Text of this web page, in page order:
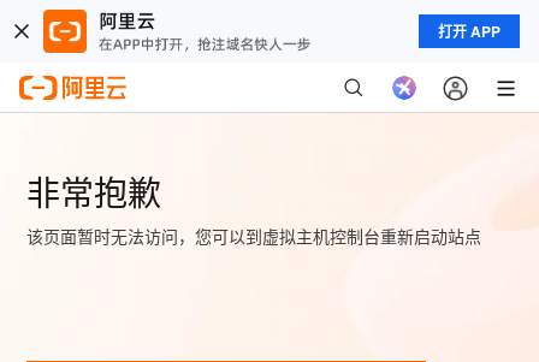
打开 APP
非常抱歉
该页面暂时无法访问，您可以到虚拟主机控制台重新启动站点